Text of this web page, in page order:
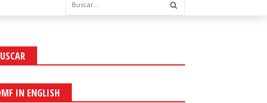
IN ENGLISH